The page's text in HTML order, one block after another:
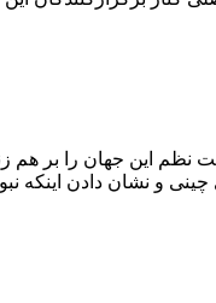
این جهان را بر هم
و نشان دادن اینکه